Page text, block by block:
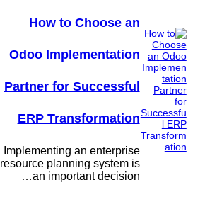
How to Choose an
Odoo Implementation
Partner for Successful
ERP Transformation
Implementing an enterprise
resource planning system is
an important decision…